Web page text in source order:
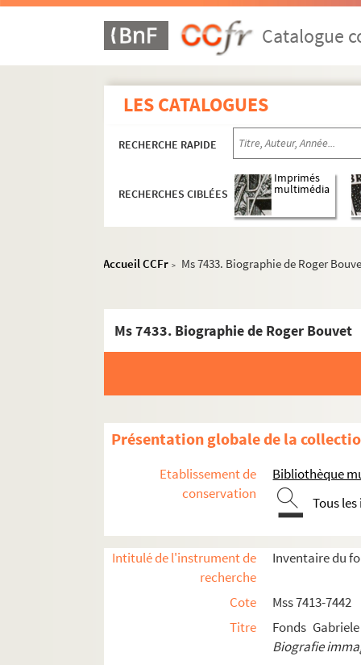
Catalogue
LES CATALOGUES
RECHERCHE RAPIDE
RECHERCHES CIBLÉES
Imprimés
multimédia
Accueil CCFr > Ms 7433. Biographie de Roger
Ms 7433. Biographie de Roger Bouvet
Présentation globale de la
Etablissement de
conservation
Bibliothèque
Tous
Intitulé de l'instrument de
recherche
Inventaire du
Cote
Mss 7413-7442
Titre
Fonds
Biografie